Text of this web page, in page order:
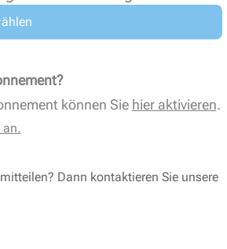
können Sie hier aktivieren.
an.
Dann kontaktieren Sie unsere